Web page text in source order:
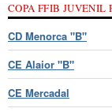
COPA FFIB JUVENIL
CD Menorca "B"
CE Alaior "B"
CE Mercadal